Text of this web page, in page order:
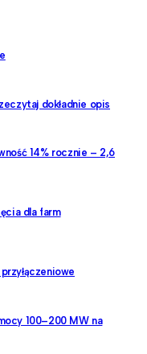
dokładnie opis
14% rocznie – 2,6
dla farm
100–200 MW na